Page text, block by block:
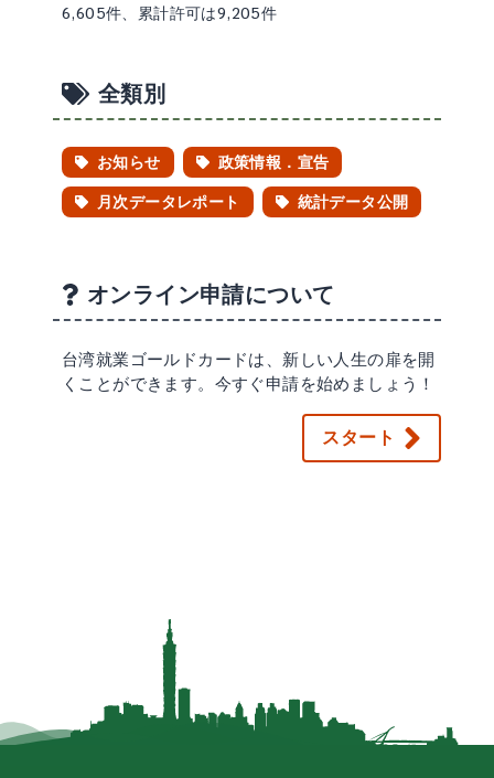
6,605件、累計許可は9,205件
全類別
お知らせ
政策情報．宣告
月次データレポート
統計データ公開
オンライン申請について
台湾就業ゴールドカードは、新しい人生の扉を開
くことができます。今すぐ申請を始めましょう！
スタート